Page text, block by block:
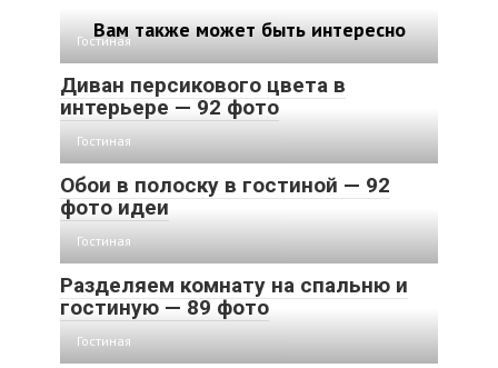
Вам также может быть интересно
Гостиная
Диван персикового цвета в
интерьере — 92 фото
Гостиная
Обои в полоску в гостиной — 92
фото идеи
Гостиная
Разделяем комнату на спальню и
гостиную — 89 фото
Гостиная